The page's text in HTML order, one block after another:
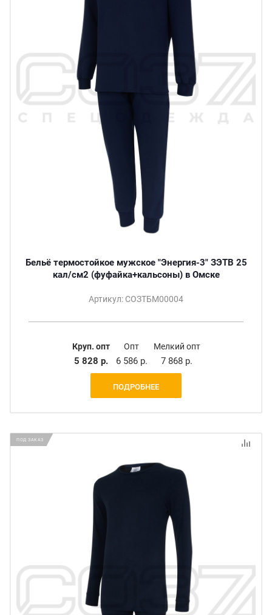
Бельё термостойкое мужское "Энергия-3" ЗЭТВ 25
кал/см2 (фуфайка+кальсоны) в Омске
Артикул: СОЗТБМ00004
Круп. опт
5 828 р.
Опт
6 586 р.
Мелкий опт
7 868 р.
ПОДРОБНЕЕ
ПОД ЗАКАЗ